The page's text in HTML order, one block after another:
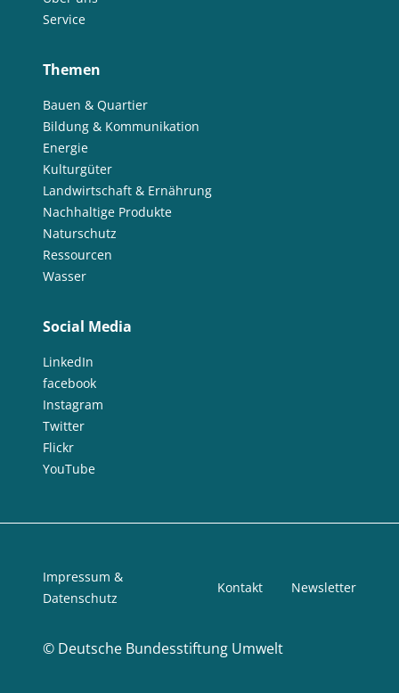
Service
Themen
Bauen & Quartier
Bildung & Kommunikation
Energie
Kulturgüter
Landwirtschaft & Ernährung
Nachhaltige Produkte
Naturschutz
Ressourcen
Wasser
Social Media
LinkedIn
facebook
Instagram
Twitter
Flickr
YouTube
© Deutsche Bundesstiftung Umwelt
Impressum &
Datenschutz
Kontakt Newsletter